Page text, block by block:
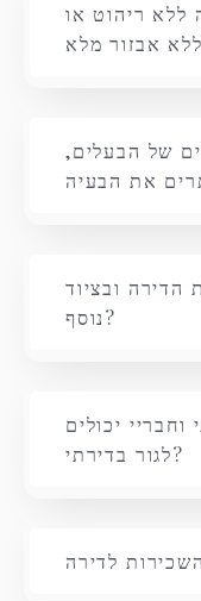
ריהוט או
של הבעלים,
ובציוד
נוסף?
יכולים
לגור בדירתי?